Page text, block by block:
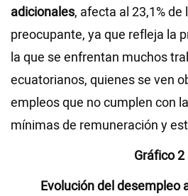
adicionales, afecta al 23,1% de
preocupante, ya que refleja la
la que se enfrentan muchos
ecuatorianos, quienes se ven
empleos que no cumplen con
mínimas de remuneración y
Gráfico 2
Evolución del desempleo